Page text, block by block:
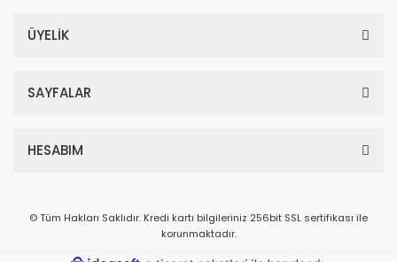
ÜYELİK
SAYFALAR
HESABIM
© Tüm Hakları Saklıdır. Kredi kartı bilgileriniz 256bit SSL sertifikası ile
korunmaktadır.